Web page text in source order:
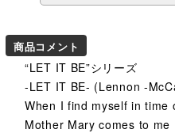
商品コメント
“LET IT BE”シリーズ
-LET IT BE- (Lennon -
When I find myself in time
Mother Mary comes to me